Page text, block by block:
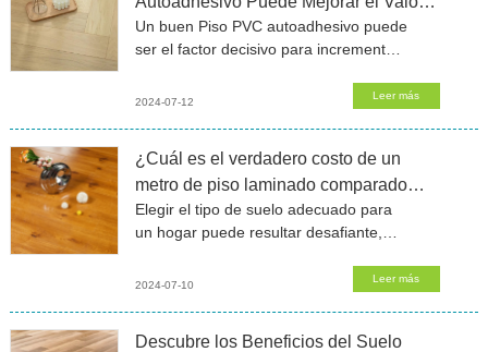
de una Casa en el Mercado
Un buen Piso PVC autoadhesivo puede
ser el factor decisivo para incrementar
Este tipo de piso no solo es
2024-07-12
Leer más
¿Cuál es el verdadero costo de un
metro de piso laminado comparado
con otros pisos?
Elegir el tipo de suelo adecuado para
un hogar puede resultar desafiante,
la durabilidad. El metro de piso
2024-07-10
Leer más
Descubre los Beneficios del Suelo